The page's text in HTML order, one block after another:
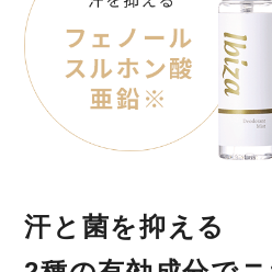
汗と菌を抑える